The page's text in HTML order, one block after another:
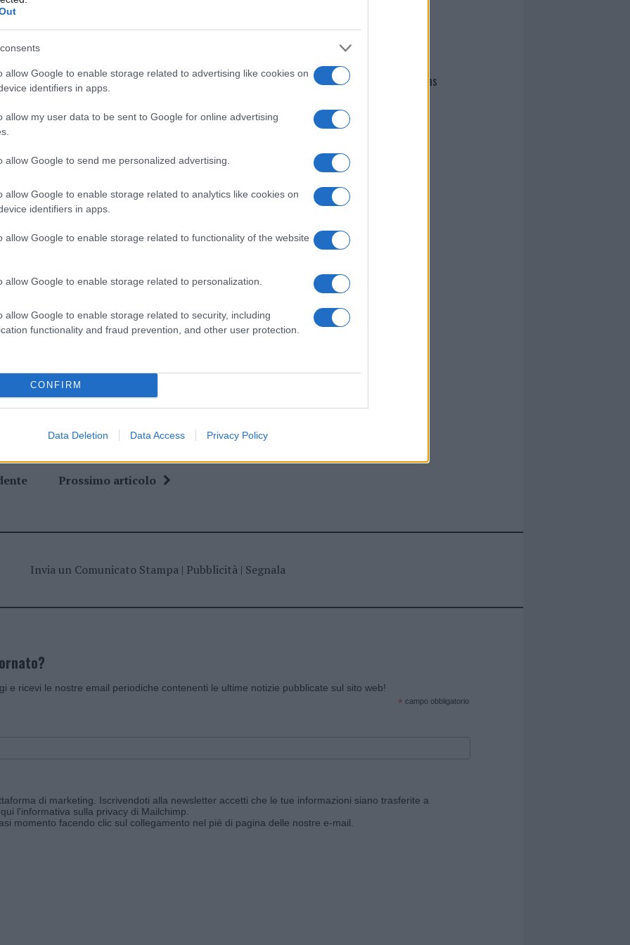
allow Google to enable storage related to advertising like cookies on
identifiers in apps.
allow my user data to be sent to Google for online advertising
allow Google to send me personalized advertising.
allow Google to enable storage related to analytics like cookies on
identifiers in apps.
allow Google to enable storage related to functionality of the website
allow Google to enable storage related to personalization.
allow Google to enable storage related to security, including
functionality and fraud prevention, and other user protection.
CONFIRM
Data Deletion Data Access Privacy Policy
del comune e nelle spiagge verranno
la raccolta”. Pronti ad affrontare l’estate
al passato e il potenziamento del servizio
funzionale e la città più decorosa, quindi.
sempre più con la raccolta differenziata.
amata.Lavoreremo con tutta
delle telecamere nei punti più difficili della
rafforzati i controlli da parte
nella sezione
Satta Rifiuti Olbia
Prossimo articolo
Giovannimaria Cabras
Invia un Comunicato Stampa| Pubblicità| Segnala
e ricevi le nostre email periodiche contenenti le ultime notizie pubblicate sul sito web!
* campo obbligatorio
di marketing. Iscrivendoti alla newsletter accetti che le tue informazioni siano trasferite a
l'informativa sulla privacy di Mailchimp
momento facendo clic sul collegamento nel piè di pagina delle nostre e-mail.